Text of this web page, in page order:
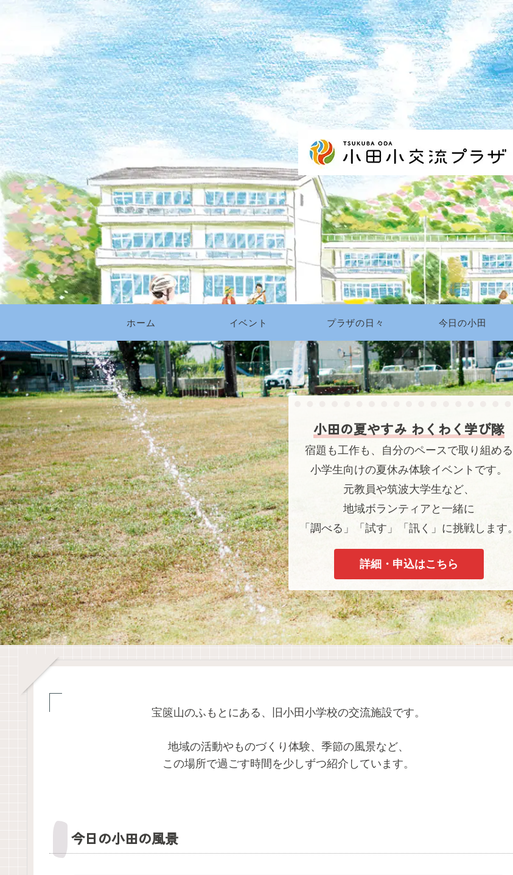
ホーム イベント プラザの日々 今日の小田
小田の夏やすみ わくわく学び隊
宿題も工作も、自分のペースで取り組める
小学生向けの夏休み体験イベントです。
元教員や筑波大学生など、
地域ボランティアと一緒に
「調べる」「試す」「訊く」に挑戦します。
詳細・申込はこちら
宝篋山のふもとにある、旧小田小学校の交流施設です。
地域の活動やものづくり体験、季節の風景など、
この場所で過ごす時間を少しずつ紹介しています。
今日の小田の風景